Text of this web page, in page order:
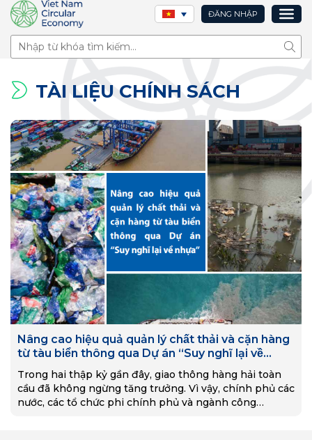
ĐĂNG NHẬP
Tìm
TÀI LIỆU CHÍNH SÁCH
Nâng cao hiệu quả quản lý chất thải và cặn hàng
từ tàu biển thông qua Dự án “Suy nghĩ lại về
Trong hai thập kỷ gần đây, giao thông hàng hải toàn
cầu đã không ngừng tăng trưởng. Vì vậy, chính phủ các
nước, các tổ chức phi chính phủ và ngành công